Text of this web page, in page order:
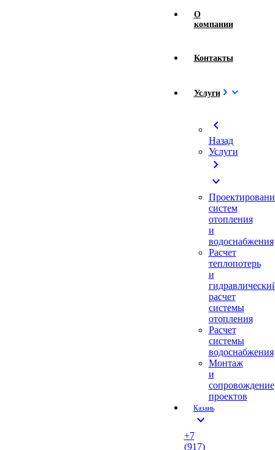
О
компании
Контакты
Услуги
chevron_left
Назад
Услуги
chevron_right
expand_more
систем
отопления
и
водоснабжения
Расчет
теплопотерь
и
расчет
системы
отопления
Расчет
системы
водоснабжения
Монтаж
и
сопровождение
проектов
Казань
expand_more
+7
(917)